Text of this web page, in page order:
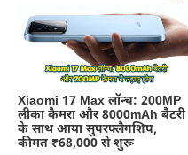
Xiaomi 17 Max लॉन्च: 200MP
लीका कैमरा और 8000mAh बैटरी
के साथ आया सुपरफ्लैगशिप,
कीमत ₹68,000 से शुरू